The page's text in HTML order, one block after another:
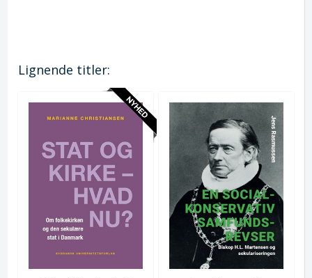
Lignende titler: